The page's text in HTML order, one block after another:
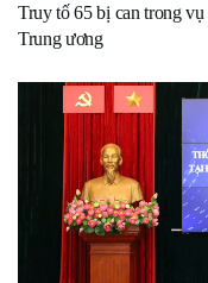
Truy tố 65 bị can trong vụ
Trung ương